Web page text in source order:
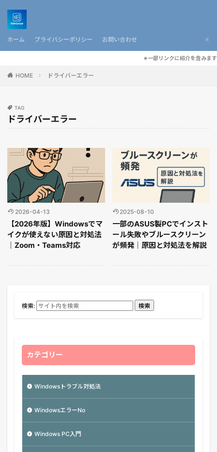
ホーム プライバシーポリシー お問い合わせ
※一部リンクに紹介を含みます
HOME ドライバーエラー
TAG
ドライバーエラー
2026-04-13
【2026年版】Windowsでマ
イクが使えない原因と対処法
｜Zoom・Teams対応
2025-08-10
一部のASUS製PCでインスト
ール失敗やブルースクリーン
が頻発｜原因と対処法を解説
検索: 検索
カテゴリー
Windowsトラブル対処法
WindowsエラーNo
Windows PC入門